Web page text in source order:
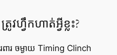
រូវហ្វឹកហាត់អ្វីខ្លះ?
ពារ ចម្ងាយ Timing Clinch